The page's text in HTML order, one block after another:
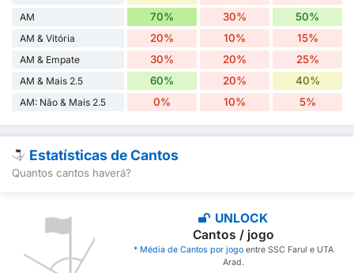
AM 70% 30% 50%
AM & Vitória 20% 10% 15%
AM & Empate 30% 20% 25%
AM & Mais 2.5 60% 20% 40%
AM: Não & Mais 2.5 0% 10% 5%
Estatísticas de Cantos
Quantos cantos haverá?
UNLOCK
Cantos / jogo
* Média de Cantos por jogoentre SSC Farul e UTA
Arad.